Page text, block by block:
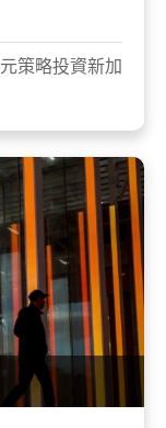
策略投資新加